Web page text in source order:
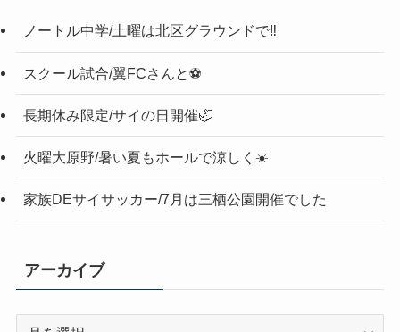
ノートル中学/土曜は北区グラウンドで‼️
スクール試合/翼FCさんと⚽️
長期休み限定/サイの日開催🦏
火曜大原野/暑い夏もホールで涼しく☀️
家族DEサイサッカー/7月は三栖公園開催でした
アーカイブ